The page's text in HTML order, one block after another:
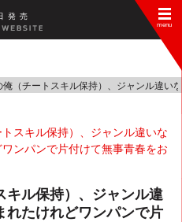
発 売
俺（チートスキル保持）、ジャンル違い
スキル保持）、ジャンル違いな
ンパンで片付けて無事青春をお
キル保持）、ジャンル違
れたけれどワンパンで片